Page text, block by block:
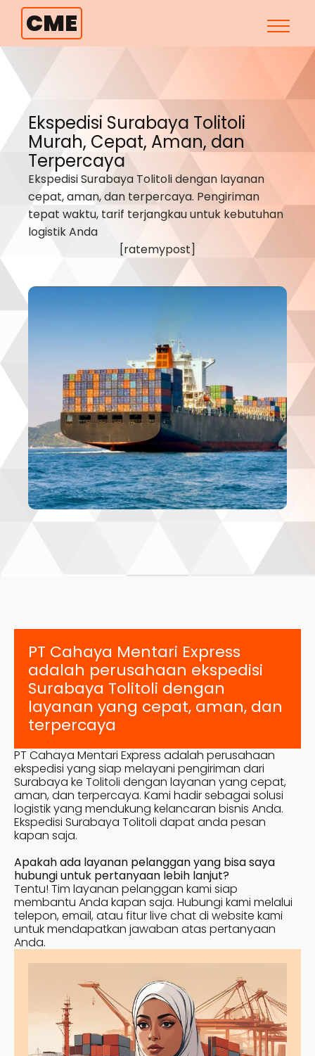
CME
Ekspedisi Surabaya Tolitoli
Murah, Cepat, Aman, dan
Terpercaya
Ekspedisi Surabaya Tolitolidengan layanan
cepat, aman, dan terpercaya. Pengiriman
tepat waktu, tarif terjangkau untuk kebutuhan
logistik Anda
[ratemypost]
PT Cahaya Mentari Express
adalah perusahaan ekspedisi
Surabaya Tolitoli dengan
layanan yang cepat, aman, dan
terpercaya
PT Cahaya Mentari Express adalah perusahaan
ekspedisi yang siap melayani pengiriman dari
Surabaya ke Tolitoli dengan layanan yang cepat,
aman, dan terpercaya. Kami hadir sebagai solusi
logistik yang mendukung kelancaran bisnis Anda.
Ekspedisi Surabaya Tolitoli dapat anda pesan
kapan saja.
Apakah ada layanan pelanggan yang bisa saya
hubungi untuk pertanyaan lebih lanjut?
Tentu! Tim layanan pelanggan kami siap
membantu Anda kapan saja. Hubungi kami melalui
telepon, email, atau fitur live chat di website kami
untuk mendapatkan jawaban atas pertanyaan
Anda.